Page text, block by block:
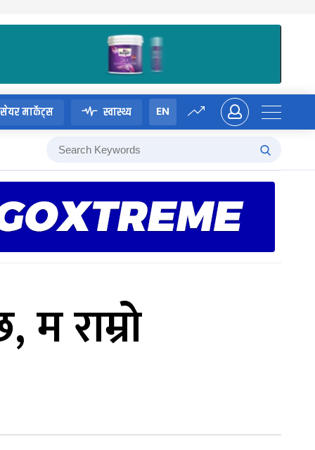
सेयर मार्केट्स स्वास्थ्य EN
राम्रो